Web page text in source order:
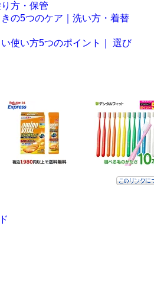
方・保管
の5つのケア｜洗い方・着替
使い方5つのポイント｜ 選び